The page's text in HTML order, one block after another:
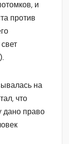
и
против
на
что
дано право